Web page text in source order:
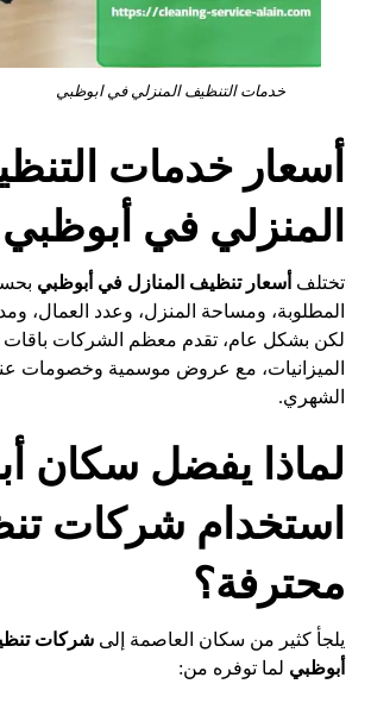
خدمات التنظيف المنزلي في ابوظبي
أسعار خدمات
المنزلي في أبوظبي
تختلف أسعار تنظيف المنازل في أبوظبي
المطلوبة، ومساحة المنزل، وعدد العمال،
لكن بشكل عام، تقدم معظم الشركات
الميزانيات، مع عروض موسمية وخصومات
الشهري.
لماذا يفضل سكان
استخدام شركات
محترفة؟
يلجأ كثير من سكان العاصمة إلىشركات
أبوظبي لما توفره من: